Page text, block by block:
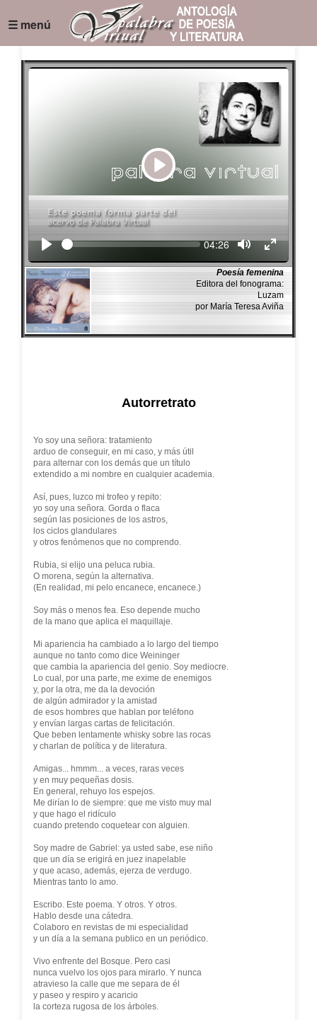
☰ menú
Play
Seek Current
04:26
Poesía femenina
Editora del fonograma:
Luzam
por María Teresa Aviña
Autorretrato
Yo soy una señora: tratamiento
arduo de conseguir, en mi caso, y más útil
para alternar con los demás que un título
extendido a mi nombre en cualquier academia.
Así, pues, luzco mi trofeo y repito:
yo soy una señora. Gorda o flaca
según las posiciones de los astros,
los ciclos glandulares
y otros fenómenos que no comprendo.
Rubia, si elijo una peluca rubia.
O morena, según la alternativa.
(En realidad, mi pelo encanece, encanece.)
Soy más o menos fea. Eso depende mucho
de la mano que aplica el maquillaje.
Mi apariencia ha cambiado a lo largo del tiempo
aunque no tanto como dice Weininger
que cambia la apariencia del genio. Soy mediocre.
Lo cual, por una parte, me exime de enemigos
y, por la otra, me da la devoción
de algún admirador y la amistad
de esos hombres que hablan por teléfono
y envían largas cartas de felicitación.
Que beben lentamente whisky sobre las rocas
y charlan de política y de literatura.
Amigas... hmmm... a veces, raras veces
y en muy pequeñas dosis.
En general, rehuyo los espejos.
Me dirían lo de siempre: que me visto muy mal
y que hago el ridículo
cuando pretendo coquetear con alguien.
Soy madre de Gabriel: ya usted sabe, ese niño
que un día se erigirá en juez inapelable
y que acaso, además, ejerza de verdugo.
Mientras tanto lo amo.
Escribo. Este poema. Y otros. Y otros.
Hablo desde una cátedra.
Colaboro en revistas de mi especialidad
y un día a la semana publico en un periódico.
Vivo enfrente del Bosque. Pero casi
nunca vuelvo los ojos para mirarlo. Y nunca
atravieso la calle que me separa de él
y paseo y respiro y acaricio
la corteza rugosa de los árboles.